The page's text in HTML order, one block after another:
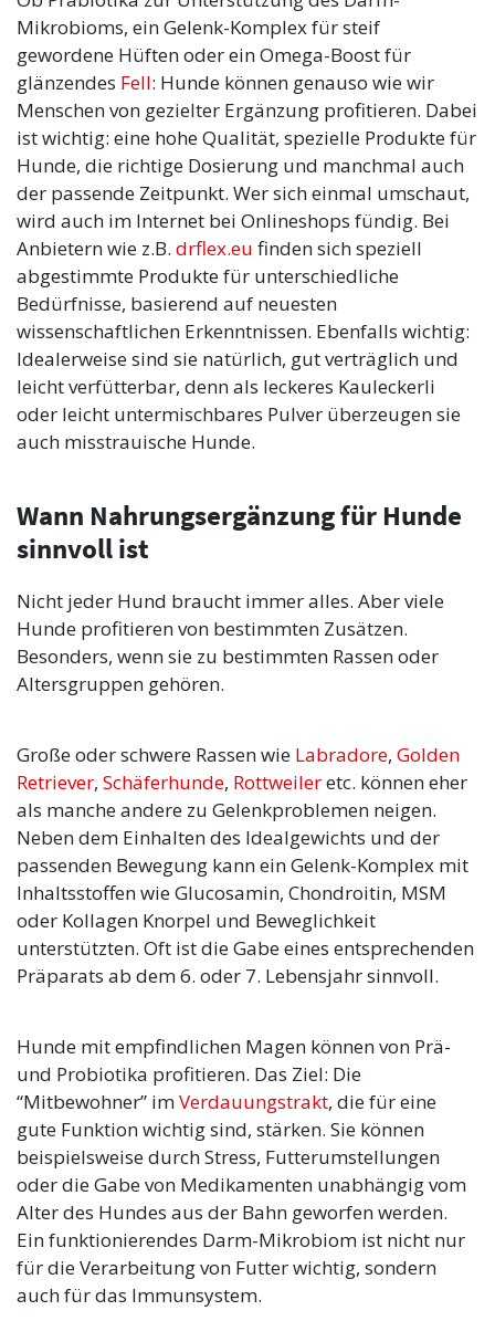
Mikrobioms, ein Gelenk-Komplex für steif
gewordene Hüften oder ein Omega-Boost für
glänzendes Fell: Hunde können genauso wie wir
Menschen von gezielter Ergänzung profitieren. Dabei
ist wichtig: eine hohe Qualität, spezielle Produkte für
Hunde, die richtige Dosierung und manchmal auch
der passende Zeitpunkt. Wer sich einmal umschaut,
wird auch im Internet bei Onlineshops fündig. Bei
Anbietern wie z.B. drflex.eu finden sich speziell
abgestimmte Produkte für unterschiedliche
Bedürfnisse, basierend auf neuesten
wissenschaftlichen Erkenntnissen. Ebenfalls wichtig:
Idealerweise sind sie natürlich, gut verträglich und
leicht verfütterbar, denn als leckeres Kauleckerli
oder leicht untermischbares Pulver überzeugen sie
auch misstrauische Hunde.
Wann Nahrungsergänzung für Hunde
sinnvoll ist
Nicht jeder Hund braucht immer alles. Aber viele
Hunde profitieren von bestimmten Zusätzen.
Besonders, wenn sie zu bestimmten Rassen oder
Altersgruppen gehören.
Große oder schwere Rassen wie Labradore, Golden
Retriever, Schäferhunde, Rottweileretc. können eher
als manche andere zu Gelenkproblemen neigen.
Neben dem Einhalten des Idealgewichts und der
passenden Bewegung kann ein Gelenk-Komplex mit
Inhaltsstoffen wie Glucosamin, Chondroitin, MSM
oder Kollagen Knorpel und Beweglichkeit
unterstützten. Oft ist die Gabe eines entsprechenden
Präparats ab dem 6. oder 7. Lebensjahr sinnvoll.
Hunde mit empfindlichen Magen können von Prä-
und Probiotika profitieren. Das Ziel: Die
“Mitbewohner” imVerdauungstrakt, die für eine
gute Funktion wichtig sind, stärken. Sie können
beispielsweise durch Stress, Futterumstellungen
oder die Gabe von Medikamenten unabhängig vom
Alter des Hundes aus der Bahn geworfen werden.
Ein funktionierendes Darm-Mikrobiom ist nicht nur
für die Verarbeitung von Futter wichtig, sondern
auch für das Immunsystem.